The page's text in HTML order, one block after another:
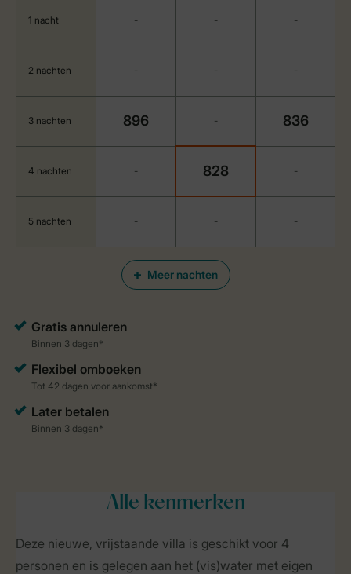
Meer nachten
1 nacht - - -
2 nachten - - -
3 nachten 896 - 836
4 nachten - 828 -
5 nachten - - -
Alle kenmerken
Deze nieuwe, vrijstaande villa is geschikt voor 4
personen en is gelegen aan het (vis)water met eigen